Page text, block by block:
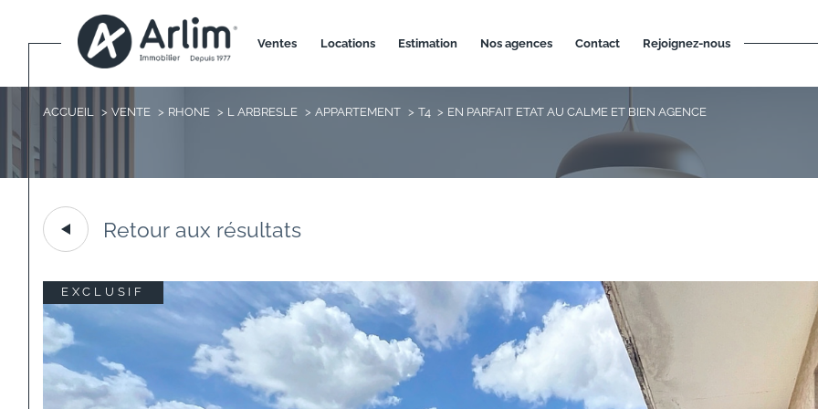
ventes locations estimation nos agences contact rejoignez-nous
ACCUEIL VENTE RHONE L ARBRESLE APPARTEMENT T4 EN PARFAIT ETAT AU CALME ET BIEN AGENCE
Retour aux résultats
EXCLUSIF